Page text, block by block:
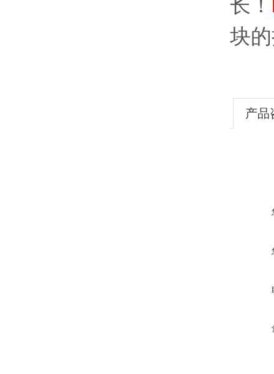
长！
块
产品